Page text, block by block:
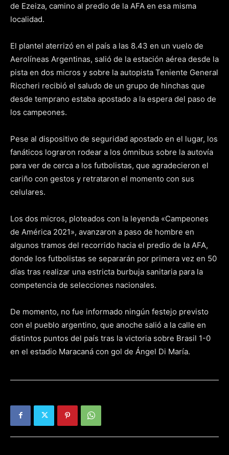
de Ezeiza, camino al predio de la AFA en esa misma
localidad.
El plantel aterrizó en el país a las 8.43 en un vuelo de
Aerolíneas Argentinas, salió de la estación aérea desde la
pista en dos micros y sobre la autopista Teniente General
Riccheri recibió el saludo de un grupo de hinchas que
desde temprano estaba apostado a la espera del paso de
los campeones.
Pese al dispositivo de seguridad apostado en el lugar, los
fanáticos lograron rodear a los ómnibus sobre la autovía
para ver de cerca a los futbolistas, que agradecieron el
cariño con gestos y retrataron el momento con sus
celulares.
Los dos micros, ploteados con la leyenda «Campeones
de América 2021», avanzaron a paso de hombre en
algunos tramos del recorrido hacia el predio de la AFA,
donde los futbolistas se separarán por primera vez en 50
días tras realizar una estricta burbuja sanitaria para la
competencia de selecciones nacionales.
De momento, no fue informado ningún festejo previsto
con el pueblo argentino, que anoche salió a la calle en
distintos puntos del país tras la victoria sobre Brasil 1-0
en el estadio Maracaná con gol de Ángel Di María.